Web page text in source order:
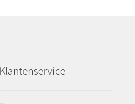
Klantenservice